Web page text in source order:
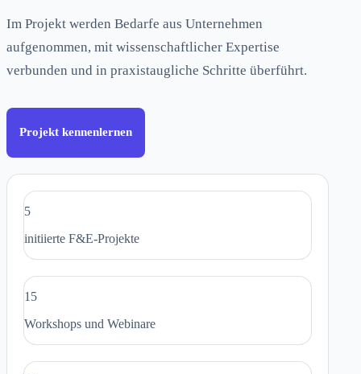
Im Projekt werden Bedarfe aus Unternehmen
aufgenommen, mit wissenschaftlicher Expertise
verbunden und in praxistaugliche Schritte überführt.
Projekt kennenlernen
5
initiierte F&E-Projekte
15
Workshops und Webinare